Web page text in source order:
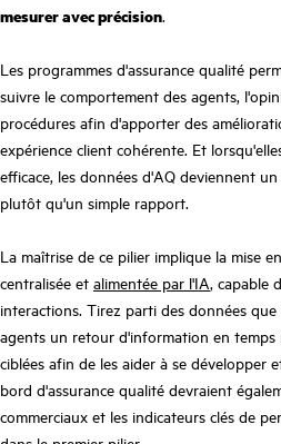
mesurer avec précision.
Les programmes d'assurance qualité
suivre le comportement des agents,
procédures afin d'apporter des
expérience client cohérente. Et
efficace, les données d'AQ deviennent
plutôt qu'un simple rapport.
La maîtrise de ce pilier implique la mise
centralisée et alimentée par l'IA, capable
interactions. Tirez parti des données
agents un retour d'information en temps
ciblées afin de les aider à se développer
bord d'assurance qualité devraient
commerciaux et les indicateurs clés de